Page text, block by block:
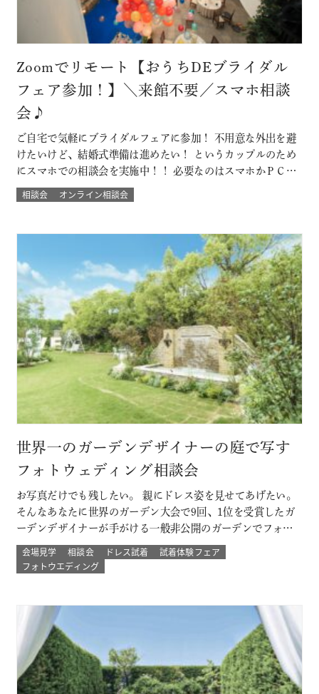
Zoomでリモート【おうちDEブライダル
フェア参加！】＼来館不要／スマホ相談
会♪
ご自宅で気軽にブライダルフェアに参加！ 不用意な外出を避
けたいけど、結婚式準備は進めたい！ というカップルのため
にスマホでの相談会を実施中！！ 必要なのはスマホかＰＣ
で！来館不要のため県外にお住まいのカップルにもおすす
め！ 結婚式場に来館したときのような臨場感とウェディング
質問など自宅にいながらにして 結…
相談会 オンライン相談会
世界一のガーデンデザイナーの庭で写す
フォトウェディング相談会
お写真だけでも残したい。 親にドレス姿を見せてあげたい。
そんなあなたに世界のガーデン大会で9回、1位を受賞したガ
ーデンデザイナーが手がける一般非公開のガーデンでフォト
ウェディング。 プロのカメラマンと一緒に 二人以外は誰もい
ない こだわりのプライベートガーデンでのウェディングフォ
会場見学 相談会 ドレス試着
試着体験フェア
フォトウエディング